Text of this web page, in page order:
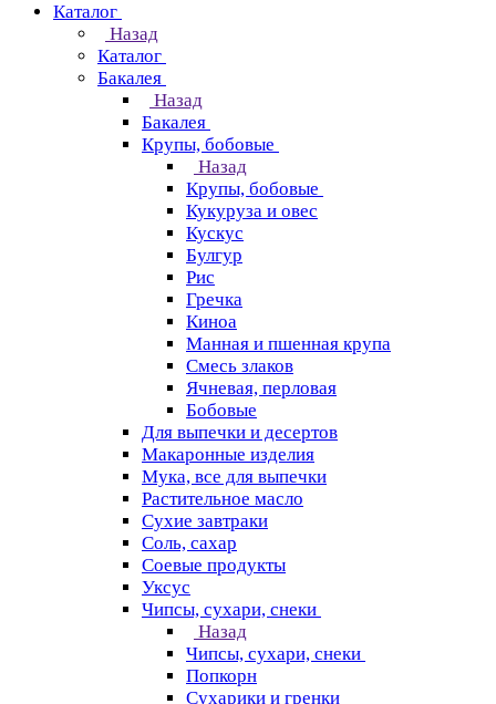
Каталог
Назад
Каталог
Бакалея
Назад
Бакалея
Крупы, бобовые
Назад
Крупы, бобовые
Кукуруза и овес
Кускус
Булгур
Рис
Гречка
Киноа
Манная и пшенная крупа
Смесь злаков
Ячневая, перловая
Бобовые
Для выпечки и десертов
Макаронные изделия
Мука, все для выпечки
Растительное масло
Сухие завтраки
Соль, сахар
Соевые продукты
Уксус
Чипсы, сухари, снеки
Назад
Чипсы, сухари, снеки
Попкорн
Сухарики и гренки